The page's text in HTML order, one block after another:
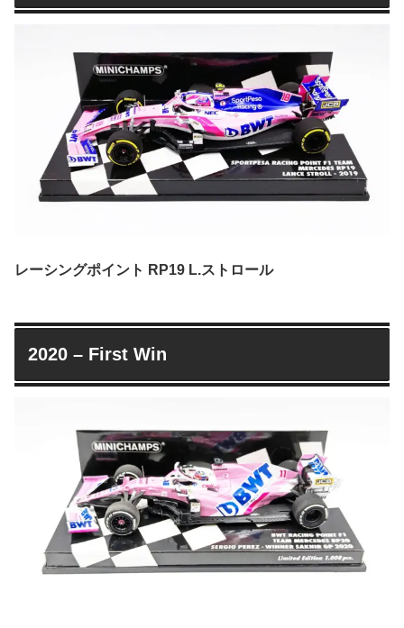
レーシングポイント RP19 L.ストロール
2020 – First Win